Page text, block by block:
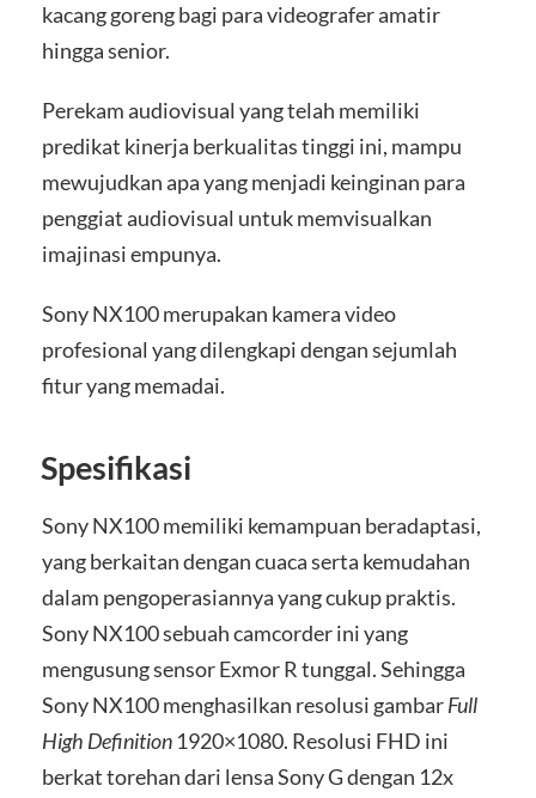
kacang goreng bagi para videografer amatir
hingga senior.
Perekam audiovisual yang telah memiliki
predikat kinerja berkualitas tinggi ini, mampu
mewujudkan apa yang menjadi keinginan para
penggiat audiovisual untuk memvisualkan
imajinasi empunya.
Sony NX100 merupakan kamera video
profesional yang dilengkapi dengan sejumlah
fitur yang memadai.
Spesifikasi
Sony NX100 memiliki kemampuan beradaptasi,
yang berkaitan dengan cuaca serta kemudahan
dalam pengoperasiannya yang cukup praktis.
Sony NX100 sebuah camcorder ini yang
mengusung sensor Exmor R tunggal. Sehingga
Sony NX100 menghasilkan resolusi gambarFull
High Definition1920×1080. Resolusi FHD ini
berkat torehan dari lensa Sony G dengan 12x